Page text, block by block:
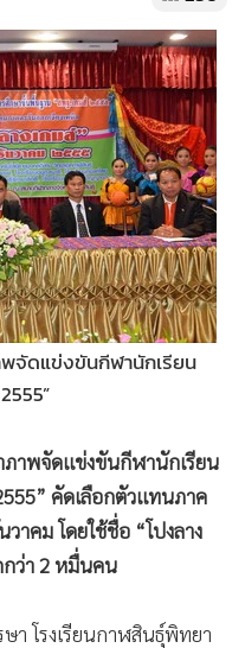
จัดแข่งขันกีฬานักเรียน
ภาพจัดแข่งขันกีฬานักเรียน
คัดเลือกตัวแทนภาค
าคม โดยใช้ชื่อ “โปงลาง
กว่า 2 หมื่นคน
า โรงเรียนกาฬสินธุ์พิทยา